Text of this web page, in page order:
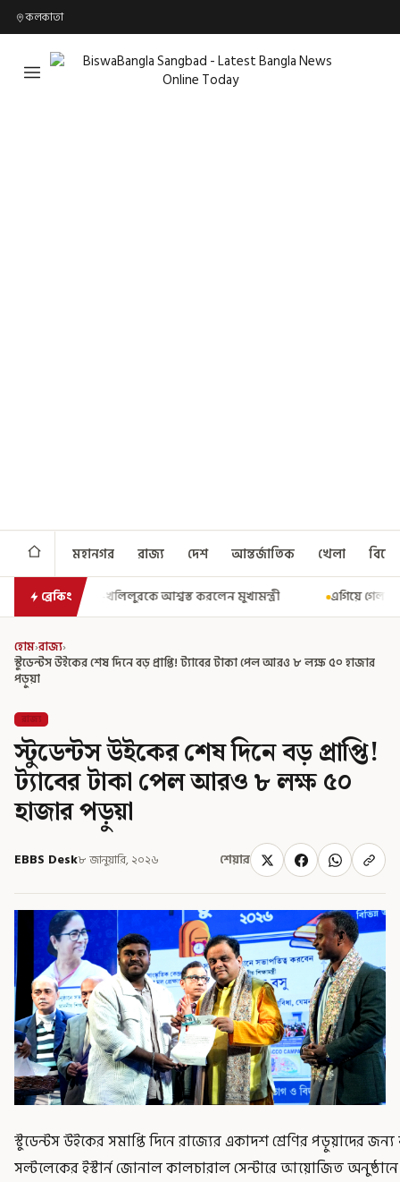
কলকাতা
মহানগর রাজ্য দেশ আন্তর্জাতিক খেলা
ব্রেকিং এগিয়ে গেল আরও একধাপ, সপ্তম পে কমিশন গঠনের একাধিক শর্ত
হোম›রাজ্য›
স্টুডেন্টস উইকের শেষ দিনে বড় প্রাপ্তি! ট্যাবের টাকা পেল আরও ৮ লক্ষ ৫০ হাজার
পড়ুয়া
রাজ্য
স্টুডেন্টস উইকের শেষ দিনে বড় প্রাপ্তি!
ট্যাবের টাকা পেল আরও ৮ লক্ষ ৫০
হাজার পড়ুয়া
EBBS Desk৮ জানুয়ারি, ২০২৬ শেয়ার
স্টুডেন্টস উইকের সমাপ্তি দিনে রাজ্যের একাদশ শ্রেণির পড়ুয়াদের
সল্টলেকের ইস্টার্ন জোনাল কালচারাল সেন্টারে আয়োজিত